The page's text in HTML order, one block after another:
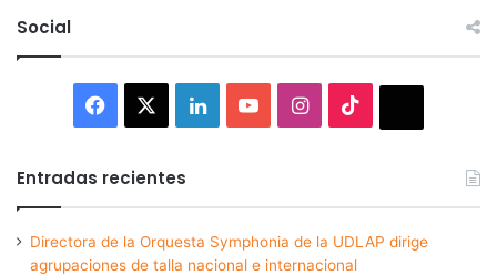
Social
Facebook LinkedInYouTubeInstagram
Entradas recientes
Directora de la Orquesta Symphonia de la UDLAP dirige
agrupaciones de talla nacional e internacional